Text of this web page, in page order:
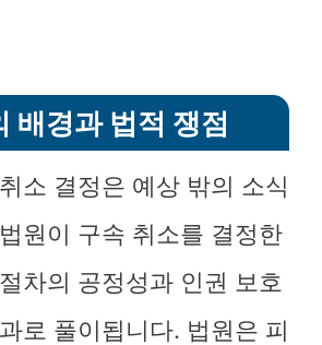
배경과 법적 쟁점
소 결정은 예상 밖의 소식
원이 구속 취소를 결정한
차의 공정성과 인권 보호
로 풀이됩니다. 법원은 피